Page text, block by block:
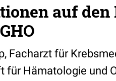
auf
Facharzt für
für Hämatologie und